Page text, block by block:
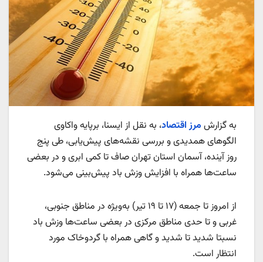
به گزارش مرز اقتصاد، به نقل از ایسنا، برپایه واکاوی
الگوهای همدیدی و بررسی نقشه‌های پیش‌یابی، طی پنج
روز آینده، آسمان استان تهران صاف تا کمی ابری و در بعضی
ساعت‌ها همراه با افزایش وزش باد پیش‌بینی می‌شود.
از امروز تا جمعه (۱۷ تا ۱۹ تیر) به‌ویژه در مناطق جنوبی،
غربی و تا حدی مناطق مرکزی در بعضی ساعت‌ها وزش باد
نسبتا شدید تا شدید و گاهی همراه با گردوخاک مورد
انتظار است.